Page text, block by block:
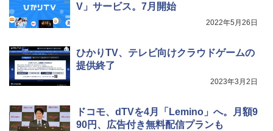
V」サービス。7月開始
2022年5月26日
ひかりTV、テレビ向けクラウドゲームの
提供終了
2023年3月2日
ドコモ、dTVを4月「Lemino」へ。月額9
90円、広告付き無料配信プランも